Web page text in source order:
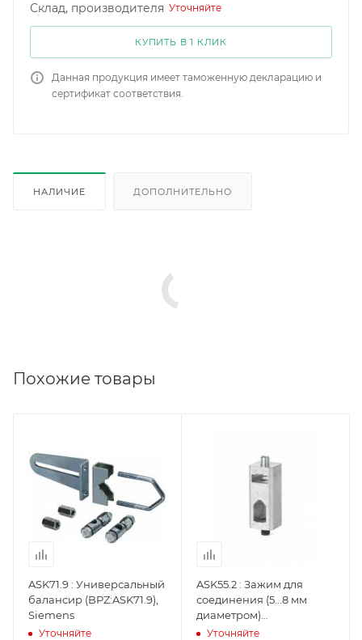
Склад, производителя Уточняйте
КУПИТЬ В 1 КЛИК
Данная продукция имеет таможенную декларацию и
сертификат соответствия.
НАЛИЧИЕ ДОПОЛНИТЕЛЬНО
Похожие товары
ASK71.9 : Универсальный
балансир (BPZ:ASK71.9),
Siemens
Уточняйте
ASK55.2 : Зажим для
соединения (5...8 мм
диаметром)
(BPZ:ASK55.2), Siemens
Уточняйте